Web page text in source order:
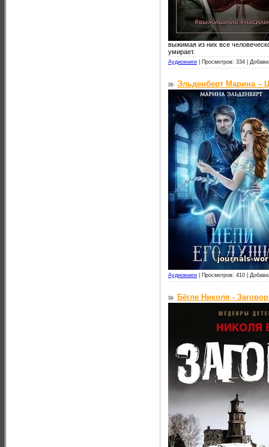
выжимая из них все
умирает.
Аудиокниги Просмотров: 334 |
Эльденберт Марина –
Аудиокниги Просмотров: 410 |
Бёгле Николя -